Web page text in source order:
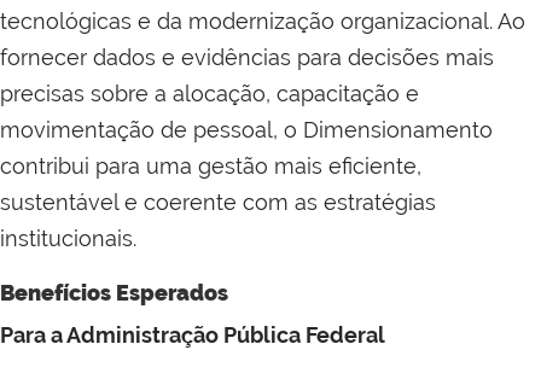
tecnológicas e da modernização organizacional. Ao
fornecer dados e evidências para decisões mais
precisas sobre a alocação, capacitação e
movimentação de pessoal, o Dimensionamento
contribui para uma gestão mais eficiente,
sustentável e coerente com as estratégias
institucionais.
Benefícios Esperados
Para a Administração Pública Federal